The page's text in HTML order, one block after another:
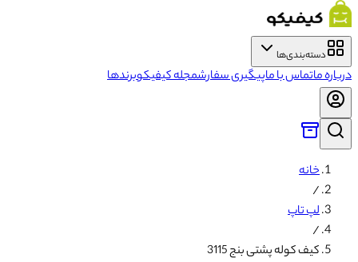
دسته‌بندی‌ها
درباره ماتماس با ماپیگیری سفارشمجله کیفیکوبرندها
خانه
/
لپ تاپ
/
کیف کوله پشتی بنج 3115